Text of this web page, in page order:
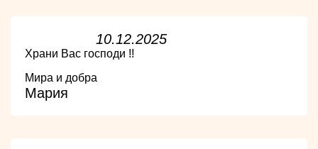
10.12.2025
Храни Вас господи !!
Мира и добра
Мария